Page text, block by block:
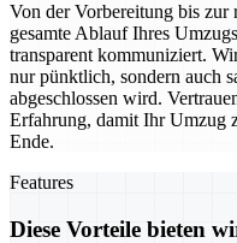
Von der Vorbereitung bis zur
gesamte Ablauf Ihres
transparent kommuniziert.
nur pünktlich, sondern auch
abgeschlossen wird.
Erfahrung, damit Ihr Umzug
Ende.
Features
Diese Vorteile bieten